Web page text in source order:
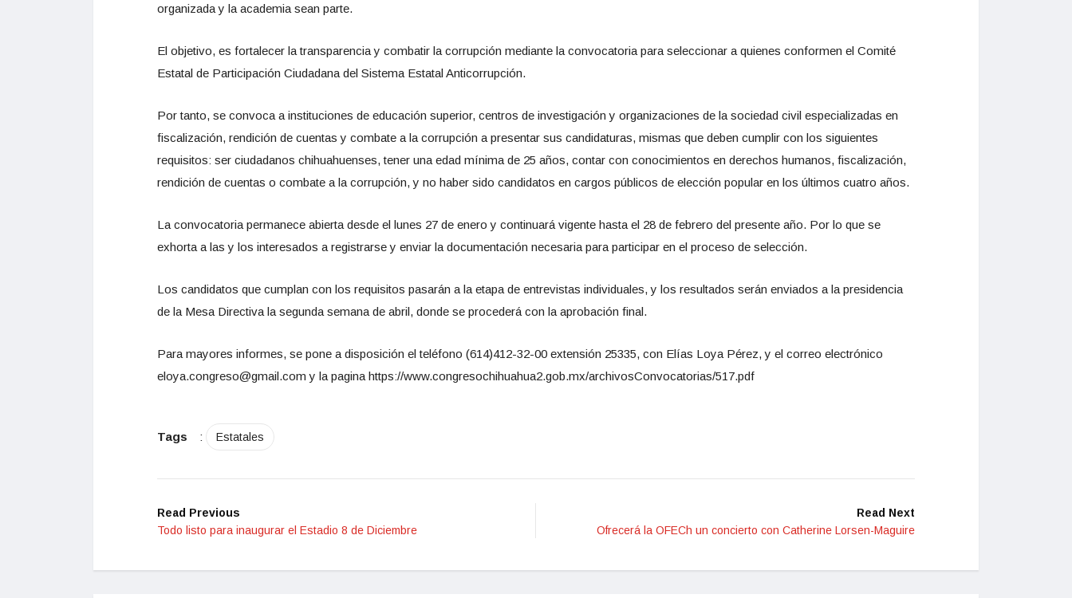
organizada y la academia sean parte.
El objetivo, es fortalecer la transparencia y combatir la corrupción mediante la convocatoria para seleccionar a quienes conformen el Comité
Estatal de Participación Ciudadana del Sistema Estatal Anticorrupción.
Por tanto, se convoca a instituciones de educación superior, centros de investigación y organizaciones de la sociedad civil especializadas en
fiscalización, rendición de cuentas y combate a la corrupción a presentar sus candidaturas, mismas que deben cumplir con los siguientes
requisitos: ser ciudadanos chihuahuenses, tener una edad mínima de 25 años, contar con conocimientos en derechos humanos, fiscalización,
rendición de cuentas o combate a la corrupción, y no haber sido candidatos en cargos públicos de elección popular en los últimos cuatro años.
La convocatoria permanece abierta desde el lunes 27 de enero y continuará vigente hasta el 28 de febrero del presente año. Por lo que se
exhorta a las y los interesados a registrarse y enviar la documentación necesaria para participar en el proceso de selección.
Los candidatos que cumplan con los requisitos pasarán a la etapa de entrevistas individuales, y los resultados serán enviados a la presidencia
de la Mesa Directiva la segunda semana de abril, donde se procederá con la aprobación final.
Para mayores informes, se pone a disposición el teléfono (614)412-32-00 extensión 25335, con Elías Loya Pérez, y el correo electrónico
eloya.congreso@gmail.com y la pagina https://www.congresochihuahua2.gob.mx/archivosConvocatorias/517.pdf
Tags : Estatales
Read Previous
Todo listo para inaugurar el Estadio 8 de Diciembre
Read Next
Ofrecerá la OFECh un concierto con Catherine Lorsen-Maguire